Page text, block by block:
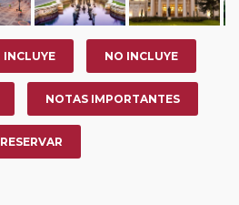
INCLUYE NO INCLUYE
NOTAS IMPORTANTES
RESERVAR